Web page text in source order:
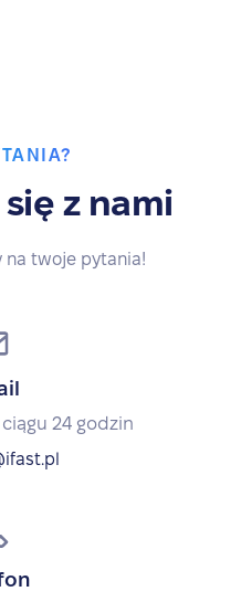
z nami
na twoje pytania!
24 godzin